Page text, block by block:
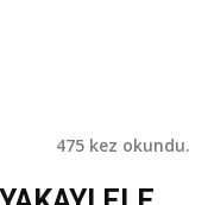
475 kez okundu.